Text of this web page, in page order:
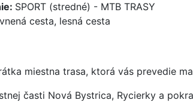
SPORT (stredné) - MTB TRASY
cesta, lesná cesta
miestna trasa, ktorá vás prevedie
časti Nová Bystrica, Rycierky a